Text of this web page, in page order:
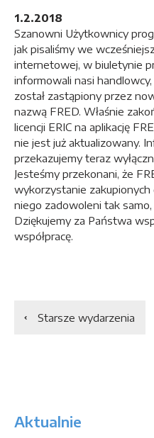
1.2.2018
Szanowni Użytkownicy
jak pisaliśmy we
internetowej, w biuletynie
informowali nasi handlowcy,
został zastąpiony przez
nazwą FRED. Właśnie
licencji ERIC na aplikację
nie jest już aktualizowany.
przekazujemy teraz
Jesteśmy przekonani, że
wykorzystanie
niego zadowoleni tak samo,
Dziękujemy za Państwa
współpracę.
Starsze wydarzenia
Aktualnie